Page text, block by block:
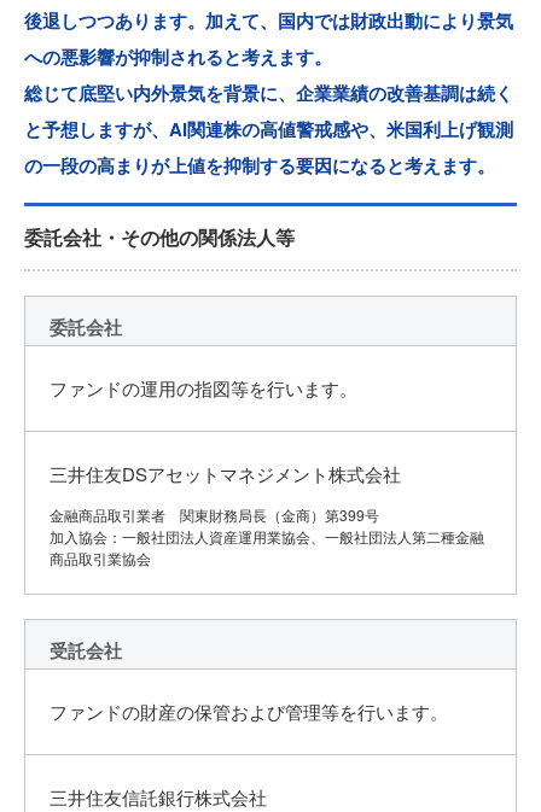
後退しつつあります。加えて、国内では財政出動により景気
への悪影響が抑制されると考えます。
総じて底堅い内外景気を背景に、企業業績の改善基調は続く
と予想しますが、AI関連株の高値警戒感や、米国利上げ観測
の一段の高まりが上値を抑制する要因になると考えます。
委託会社・その他の関係法人等
委託会社
ファンドの運用の指図等を行います。
三井住友DSアセットマネジメント株式会社
金融商品取引業者 関東財務局長（金商）第399号
加入協会：一般社団法人資産運用業協会、一般社団法人第二種金融
商品取引業協会
受託会社
ファンドの財産の保管および管理等を行います。
三井住友信託銀行株式会社